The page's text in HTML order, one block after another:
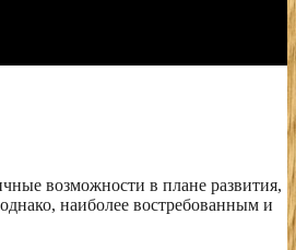
возможности в плане развития,
наиболее востребованным и